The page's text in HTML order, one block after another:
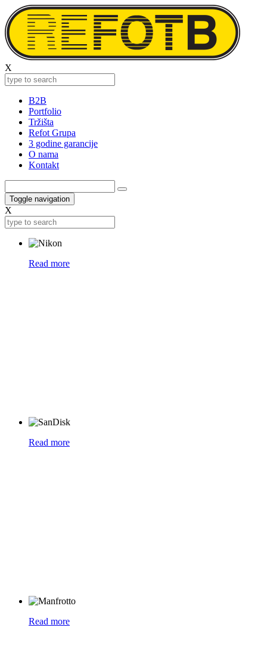
X
B2B
Portfolio
Tržišta
Refot Grupa
3 godine garancije
O nama
Kontakt
Toggle navigation
X
Read more
Read more
Read more